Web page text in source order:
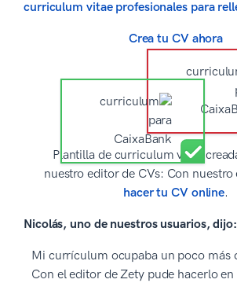
curriculum vitae profesionales para
Crea tu CV ahora
Plantilla de curriculum vitae
nuestro editor de CVs: Con
hacer tu CV online.
Nicolás, uno de nuestros usuarios, dijo:
Mi currículum ocupaba un poco más
Con el editor de Zety pude hacerlo